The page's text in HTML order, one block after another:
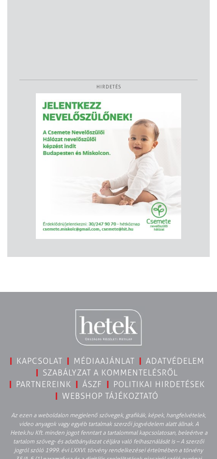
HIRDETÉS
KAPCSOLAT MÉDIAAJÁNLAT
ADATVÉDELEM
SZABÁLYZAT A KOMMENTELÉSRŐL
PARTNEREINK
ÁSZF
POLITIKAI HIRDETÉSEK
WEBSHOP TÁJÉKOZTATÓ
Az ezen a weboldalon megjelenő szövegek, grafikák, képek, hangfelvételek,
video anyagok vagy egyéb tartalmak szerzői jogvédelem alatt állnak. A
Hetek.hu Kft. minden jogot fenntart a tartalommal kapcsolatosan, beleértve a
tartalom szöveg- és adatbányászat céljára való felhasználását is – A szerzői
jogról szóló 1999. évi LXXVI. törvény rendelkezései értelmében a törvény